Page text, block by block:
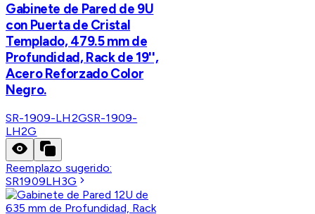
Gabinete de Pared de 9U
con Puerta de Cristal
Templado, 479.5 mm de
Profundidad, Rack de 19'',
Acero Reforzado Color
Negro.
SR-1909-LH2GSR-1909-
LH2G
Reemplazo sugerido:
SR1909LH3G